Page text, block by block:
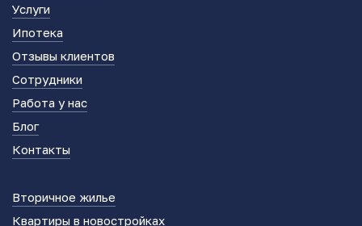
Услуги
Ипотека
Отзывы клиентов
Сотрудники
Работа у нас
Блог
Контакты
Вторичное жилье
Квартиры в новостройках